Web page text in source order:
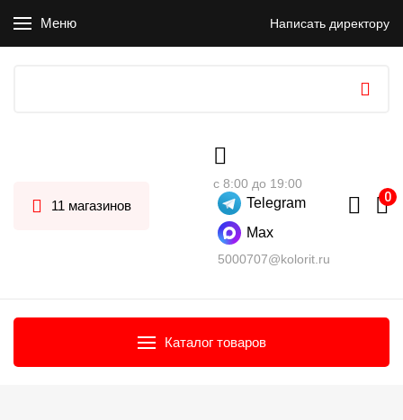
Меню Написать директору
11 магазинов
с 8:00 до 19:00
Telegram
Max
5000707@kolorit.ru
Каталог товаров